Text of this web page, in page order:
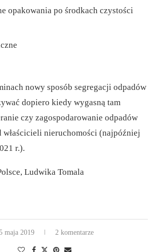
opakowania po środkach czystości
nowy sposób segregacji odpadów
dopiero kiedy wygasną tam
czy zagospodarowanie odpadów
właścicieli nieruchomości (najpóźniej
r.).
Ludwika Tomala
maja 2019 2 komentarze